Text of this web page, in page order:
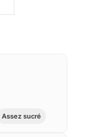
Assez sucré